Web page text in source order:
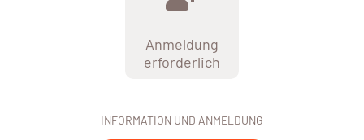
Anmeldung
erforderlich
INFORMATION UND ANMELDUNG